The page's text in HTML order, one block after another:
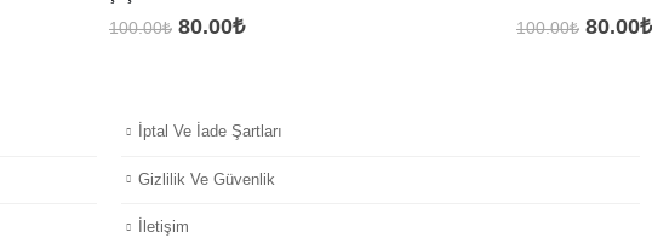
100.00₺ Orijinal
80.00₺Şu
100.00₺ Orijinal
80.00₺
İptal Ve İade Şartları
Gizlilik Ve Güvenlik
İletişim